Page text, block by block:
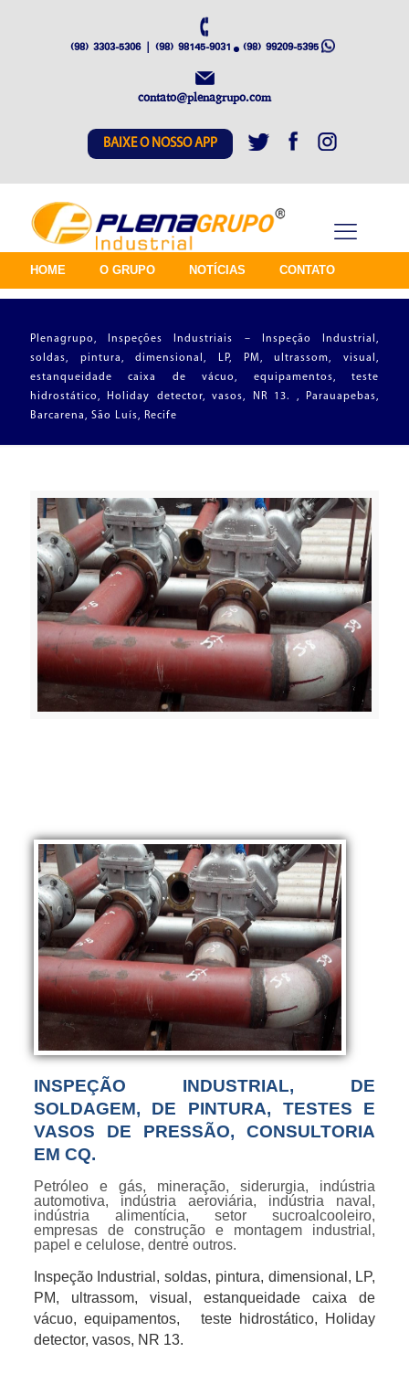
(98) 3303-5306 | (98) 98145-9031 (98) 99209-5395
contato@plenagrupo.com
BAIXE O NOSSO APP
HOME O GRUPO NOTÍCIAS CONTATO
Plenagrupo, Inspeções Industriais – Inspeção Industrial,
soldas, pintura, dimensional, LP, PM, ultrassom, visual,
estanqueidade caixa de vácuo, equipamentos, teste
hidrostático, Holiday detector, vasos, NR 13. , Parauapebas,
Barcarena, São Luís, Recife
INSPEÇÃO INDUSTRIAL, DE
SOLDAGEM, DE PINTURA, TESTES E
VASOS DE PRESSÃO, CONSULTORIA
EM CQ.
Petróleo e gás, mineração, siderurgia, indústria
automotiva, indústria aeroviária, indústria naval,
indústria alimentícia, setor sucroalcooleiro,
empresas de construção e montagem industrial,
papel e celulose, dentre outros.
Inspeção Industrial, soldas, pintura, dimensional, LP,
PM, ultrassom, visual, estanqueidade caixa de
vácuo, equipamentos, teste hidrostático, Holiday
detector, vasos, NR 13.